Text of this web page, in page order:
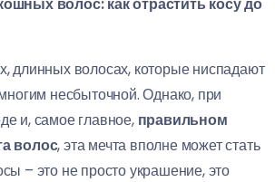
длинных волосах, которые ниспадают
несбыточной. Однако, при
и, самое главное, правильном
волос, эта мечта вполне может стать
– это не просто украшение, это